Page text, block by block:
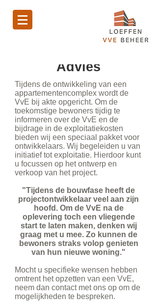
Advies
Tijdens de ontwikkeling van een
appartementencomplex wordt de
VvE bij akte opgericht. Om de
toekomstige bewoners tijdig te
informeren over de VvE en de
bijdrage in de exploitatiekosten
bieden wij een speciaal pakket voor
ontwikkelaars. Wij begeleiden u van
initiatief tot exploitatie. Hierdoor kunt
u focussen op het ontwerp en
verkoop van het project.
"Tijdens de bouwfase heeft de
projectontwikkelaar veel aan zijn
hoofd. Om de VvE na de
oplevering toch een vliegende
start te laten maken, denken wij
graag met u mee. Zo kunnen de
bewoners straks volop genieten
van hun nieuwe woning."
Mocht u specifieke wensen hebben
omtrent het opzetten van een VvE,
neem dan contact met ons op om de
mogelijkheden te bespreken.